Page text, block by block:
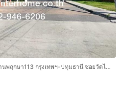
ทาวน์เฮ้าส์ 2 ชั้น 26.2 ตร.ว. หมู่บ้านพฤกษา113 กรุงเทพฯ-ปทุมธานี ซอยวัดไพร่ฟ้า ถนนกรุงเทพ-ปทุมธานี ถนนราชพฤกษ์ เมืองปทุมธานี ปทุมธานี